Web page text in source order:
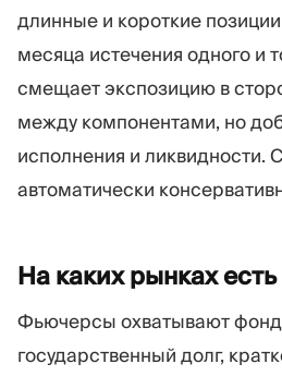
длинные и короткие
месяца истечения одного и
смещает экспозицию в
между компонентами, но
исполнения и ликвидности.
автоматически
На каких рынках есть
Фьючерсы охватывают
государственный долг,